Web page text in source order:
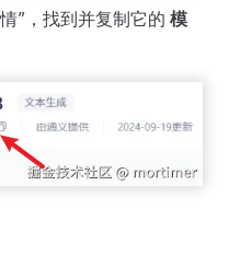
”，找到并复制它的 模